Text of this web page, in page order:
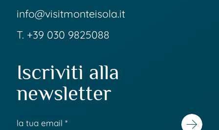
info@visitmonteisola.it
T. +39 030 9825088
Iscriviti alla
newsletter